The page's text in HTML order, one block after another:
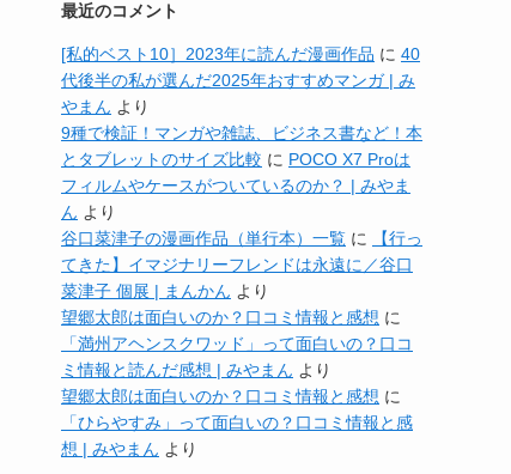
最近のコメント
[私的ベスト10］2023年に読んだ漫画作品 に 40
代後半の私が選んだ2025年おすすめマンガ | み
やまん より
9種で検証！マンガや雑誌、ビジネス書など！本
とタブレットのサイズ比較 に POCO X7 Proは
フィルムやケースがついているのか？ | みやま
ん より
谷口菜津子の漫画作品（単行本）一覧 に
【行っ
てきた】イマジナリーフレンドは永遠に／谷口
菜津子 個展 | まんかん より
望郷太郎は面白いのか？口コミ情報と感想 に
「満州アヘンスクワッド」って面白いの？口コ
ミ情報と読んだ感想 | みやまん より
望郷太郎は面白いのか？口コミ情報と感想 に
「ひらやすみ」って面白いの？口コミ情報と感
想 | みやまん より